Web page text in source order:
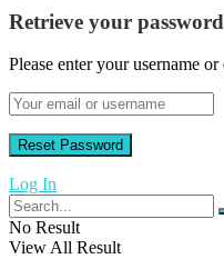
Retrieve your password
Please enter your username
Log In
No Result
View All Result